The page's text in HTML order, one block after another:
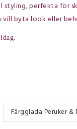
styling, perfekta för
byta look eller
Färgglada Peruker &